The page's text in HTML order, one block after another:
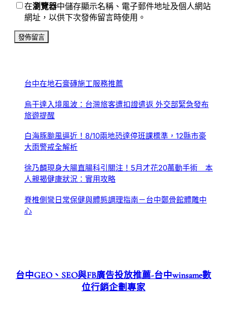
在瀏覽器中儲存顯示名稱、電子郵件地址及個人網站
網址，以供下次發佈留言時使用。
台中在地石膏磚施工服務推薦
烏干達入境風波：台灣旅客遭扣證遣返 外交部緊急發布
旅遊提醒
白海豚颱風逼近！8/10兩地恐達停班課標準，12縣市豪
大雨警戒全解析
徐乃麟現身大腸直腸科引關注！5月才花20萬動手術 本
人親揭健康狀況：實用攻略
脊椎側彎日常保健與體態調理指南－台中鄭骨館體雕中
心
台中GEO、SEO與FB廣告投放推薦-台中winsame數
位行銷企劃專家